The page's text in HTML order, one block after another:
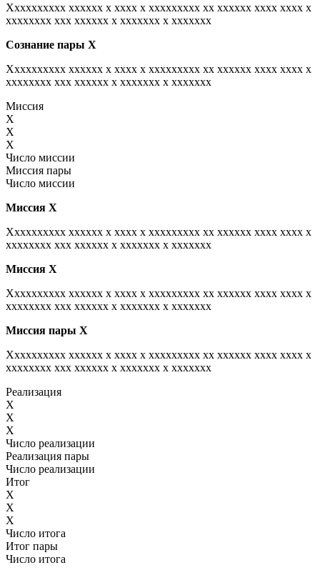
Xxxxxxxxxx xxxxxx x xxxx x xxxxxxxxx xx xxxxxx xxxx xxxx x
xxxxxxxx xxx xxxxxx x xxxxxxx x xxxxxxx
Сознание пары Х
Xxxxxxxxxx xxxxxx x xxxx x xxxxxxxxx xx xxxxxx xxxx xxxx x
xxxxxxxx xxx xxxxxx x xxxxxxx x xxxxxxx
Миссия
X
X
X
Число миссии
Миссия пары
Число миссии
Миссия Х
Xxxxxxxxxx xxxxxx x xxxx x xxxxxxxxx xx xxxxxx xxxx xxxx x
xxxxxxxx xxx xxxxxx x xxxxxxx x xxxxxxx
Миссия Х
Xxxxxxxxxx xxxxxx x xxxx x xxxxxxxxx xx xxxxxx xxxx xxxx x
xxxxxxxx xxx xxxxxx x xxxxxxx x xxxxxxx
Миссия пары Х
Xxxxxxxxxx xxxxxx x xxxx x xxxxxxxxx xx xxxxxx xxxx xxxx x
xxxxxxxx xxx xxxxxx x xxxxxxx x xxxxxxx
Реализация
X
X
X
Число реализации
Реализация пары
Число реализации
Итог
X
X
X
Число итога
Итог пары
Число итога